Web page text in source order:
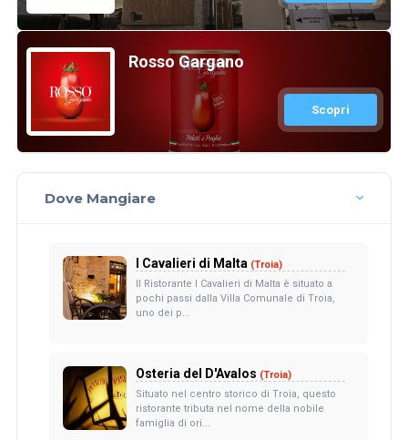
Rosso Gargano
Scopri
Dove Mangiare
I Cavalieri di Malta (Troia)
Il Ristorante I Cavalieri di Malta è situato a
pochi passi dalla Villa Comunale di Troia,
uno dei p...
Osteria del D'Avalos (Troia)
Situato nel centro storico di Troia, questo
ristorante tributa nel nome della nobile
famiglia di ori...